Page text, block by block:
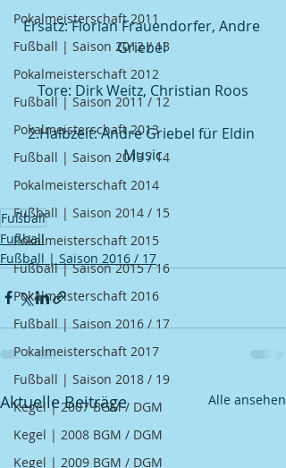
Pokalmeisterschaft 2011
Fußball | Saison 2012 / 13
Pokalmeisterschaft 2012
Fußball | Saison 2011 / 12
Pokalmeisterschaft 2013
Fußball | Saison 2013 / 14
Pokalmeisterschaft 2014
Fußball | Saison 2014 / 15
Pokalmeisterschaft 2015
Fußball | Saison 2015 / 16
Pokalmeisterschaft 2016
Fußball | Saison 2016 / 17
Pokalmeisterschaft 2017
Fußball | Saison 2018 / 19
Kegel | 2007 BGM / DGM
Kegel | 2008 BGM / DGM
Kegel | 2009 BGM / DGM
Ersatz: Florian Frauendorfer, Andre
Griebel
Tore: Dirk Weitz, Christian Roos
2.Halbzeit: Andre Griebel für Eldin
Music
Fußball
Fußball
Fußball | Saison 2016 / 17
Aktuelle Beiträge Alle ansehen